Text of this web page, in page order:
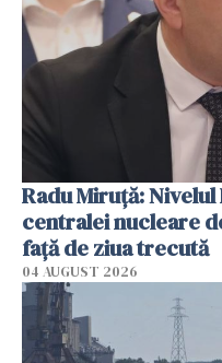
Radu Miruţă:
centralei nucleare
faţă de ziua trecută
04 AUGUST 2026